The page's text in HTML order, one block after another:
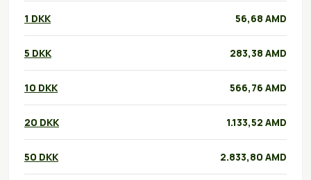
1 DKK 56,68 AMD
5 DKK 283,38 AMD
10 DKK 566,76 AMD
20 DKK 1.133,52 AMD
50 DKK 2.833,80 AMD